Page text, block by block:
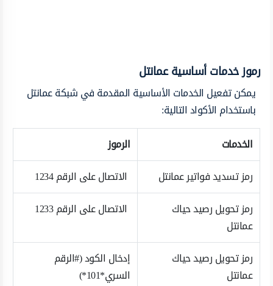
رموز خدمات أساسية عمانتل
يمكن تفعيل الخدمات الأساسية المقدمة في شبكة عمانتل
باستخدام الأكواد التالية:
الخدمات
الرموز
رمز تسديد فواتير عمانتل
الاتصال على الرقم 1234
رمز تحويل رصيد حياك
عمانتل
الاتصال على الرقم 1233
رمز تحويل رصيد حياك
عمانتل
إدخال الكود (#الرقم
السري*101*)